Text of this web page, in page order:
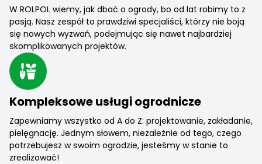
W ROLPOL wiemy, jak dbać o ogrody, bo od lat robimy to z
pasją. Nasz zespół to prawdziwi specjaliści, którzy nie boją
się nowych wyzwań, podejmując się nawet najbardziej
skomplikowanych projektów.
Kompleksowe usługi ogrodnicze
Zapewniamy wszystko od A do Z: projektowanie, zakładanie,
pielęgnację. Jednym słowem, niezależnie od tego, czego
potrzebujesz w swoim ogrodzie, jesteśmy w stanie to
zrealizować!